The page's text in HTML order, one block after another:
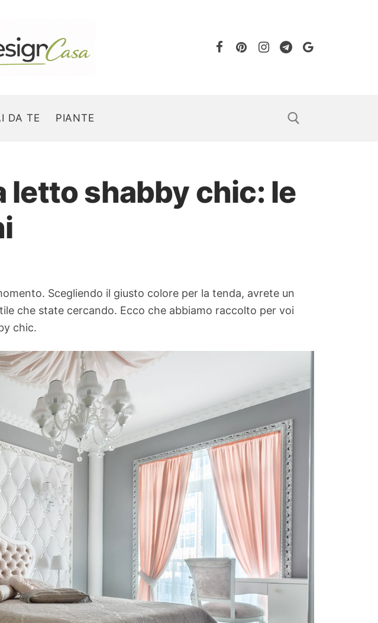
DA TE PIANTE
Search for:
letto shabby chic: le
Scegliendo il giusto colore per la tenda, avrete un
che state cercando. Ecco che abbiamo raccolto per voi
chic.